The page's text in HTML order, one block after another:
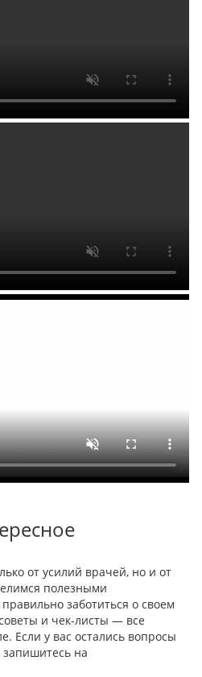
от усилий врачей, но и от
полезными
заботиться о своем
и чек-листы — все
Если у вас остались вопросы
на